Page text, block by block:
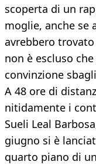
scoperta di un
moglie, anche
avrebbero
non è escluso
convinzione
A 48 ore di
nitidamente i
Sueli Leal
giugno si è
quarto piano di